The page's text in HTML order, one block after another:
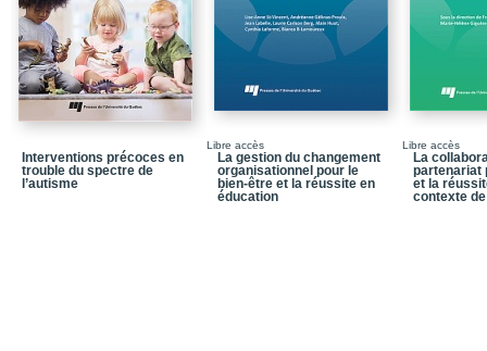
Conclusion
Chapitre 2 / Les
inclusive
Chapitre 3 / Des
l’enseignement du «
Interventions précoces en
trouble du spectre de
l’autisme
Libre accès
La gestion du changement
organisationnel pour le
bien-être et la réussite en
éducation
Libre accès
La
partenariat
et la
contexte